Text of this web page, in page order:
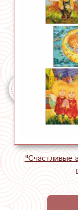
"Счастливые